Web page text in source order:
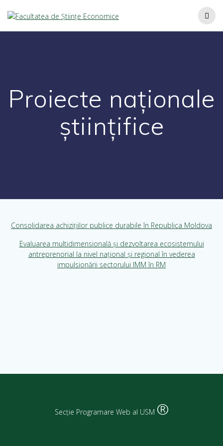
Proiecte naționale
științifice
Consolidarea achiziţiilor publice durabile în Republica Moldova
Evaluarea multidimensională și dezvoltarea ecosistemului
antreprenorial la nivel național și regional în vederea
impulsionării sectorului IMM în RM
Secție Programare Web al USM ®